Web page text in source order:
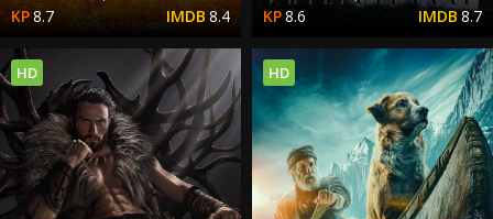
8.7 8.4 8.6 8.7
HD HD